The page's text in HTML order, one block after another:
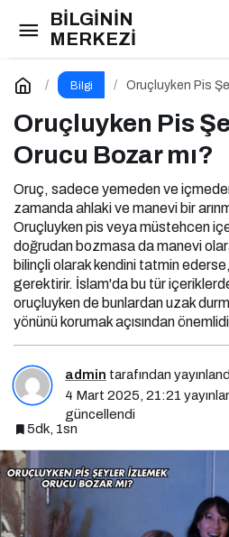
BİLGİNİN
MERKEZİ
Bilgi
Oruçluyken Pis
Oruçluyken Pis
Orucu Bozar mı?
Oruç, sadece yemeden ve
zamanda ahlaki ve manevi bir
Oruçluyken pis veya müstehcen
doğrudan bozmasa da manevi
bilinçli olarak kendini tatmin
gerektirir. İslam'da bu tür
oruçluyken de bunlardan uzak
yönünü korumak açısından
admin tarafından
4 Mart 2025, 21:21
güncellendi
5dk, 1sn
Oruçluyken Pis Şeyler
mı?Yorum Yap